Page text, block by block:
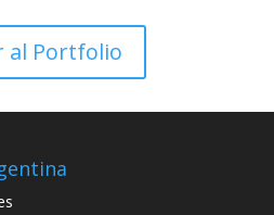
al Portfolio